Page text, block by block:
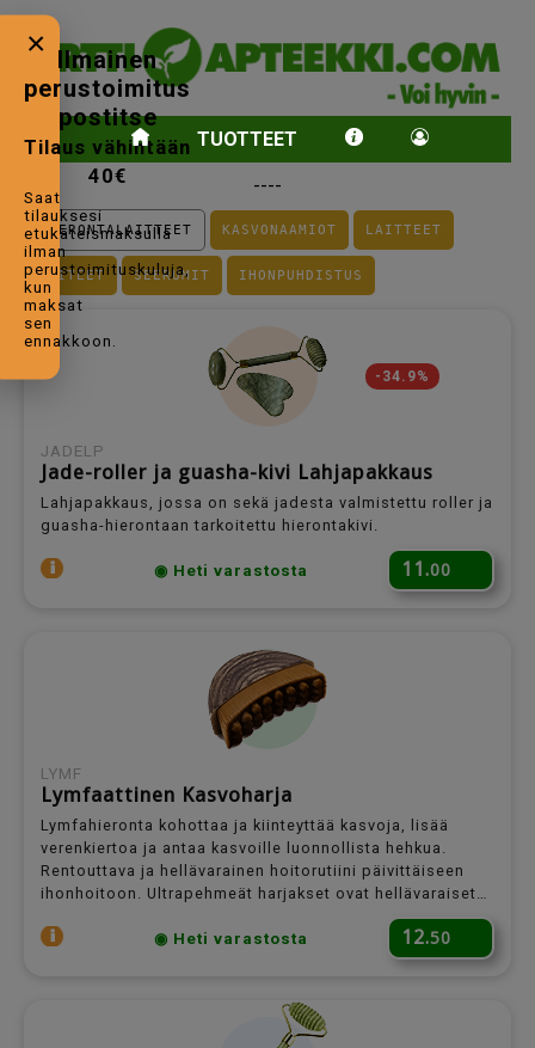
TUOTTEET
----
× Ilmainen
perustoimitus
postitse
Tilaus vähintään
40€
Saat
tilauksesi
etukäteismaksulla
ilman
perustoimituskuluja,
kun
maksat
sen
ennakkoon.
HIERONTALAITTEET KASVONAAMIOT LAITTEET
VOITEET SEERUMIT IHONPUHDISTUS
-34.9%
JADELP
Jade-roller ja guasha-kivi Lahjapakkaus
Lahjapakkaus, jossa on sekä jadesta valmistettu roller ja
guasha-hierontaan tarkoitettu hierontakivi.
◉ Heti varastosta 11.00
LYMF
Lymfaattinen Kasvoharja
Lymfahieronta kohottaa ja kiinteyttää kasvoja, lisää
verenkiertoa ja antaa kasvoille luonnollista hehkua.
Rentouttava ja hellävarainen hoitorutiini päivittäiseen
ihonhoitoon. Ultrapehmeät harjakset ovat hellävaraiset
◉ Heti varastosta
12.50